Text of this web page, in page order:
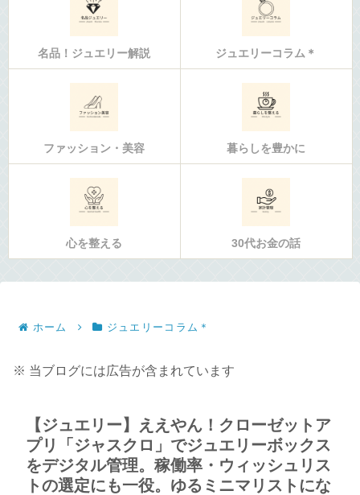
名品！ジュエリー解説 ジュエリーコラム＊
ファッション・美容 暮らしを豊かに
心を整える 30代お金の話
ホーム ジュエリーコラム＊
※ 当ブログには広告が含まれています
【ジュエリー】ええやん！クローゼットア
プリ「ジャスクロ」でジュエリーボックス
をデジタル管理。稼働率・ウィッシュリス
トの選定にも一役。ゆるミニマリストにな